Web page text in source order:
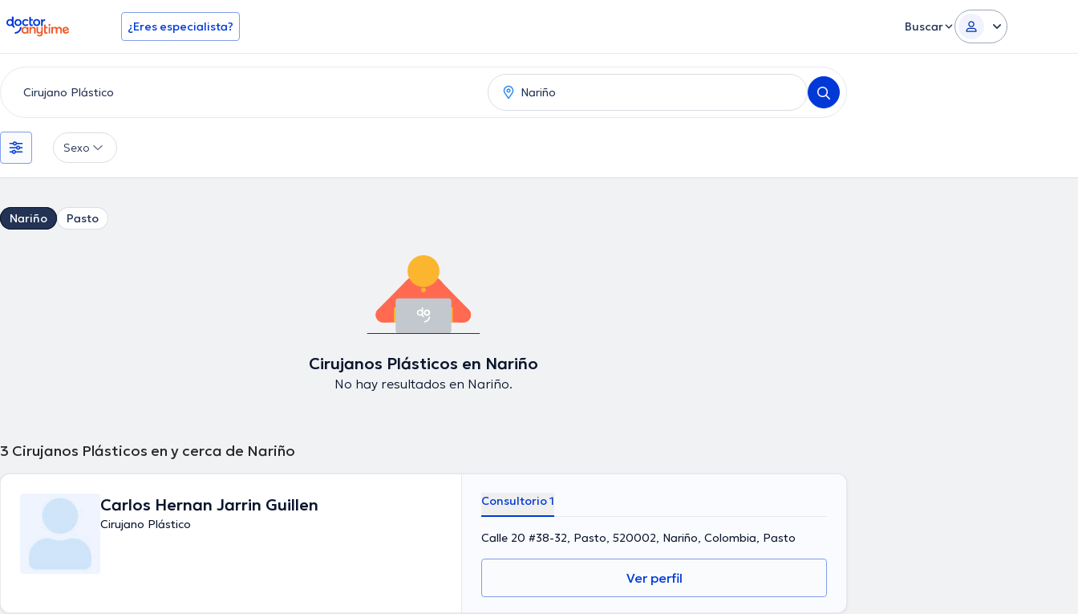
doctoranytime ¿Eres especialista? Buscar
Sexo
Nariño Pasto
Cirujanos Plásticos en Nariño
No hay resultados en Nariño.
3 Cirujanos Plásticos en y cerca de Nariño
Carlos Hernan Jarrin Guillen
Cirujano Plástico
Consultorio 1
Calle 20 #38-32, Pasto, 520002, Nariño, Colombia, Pasto
Ver perfil